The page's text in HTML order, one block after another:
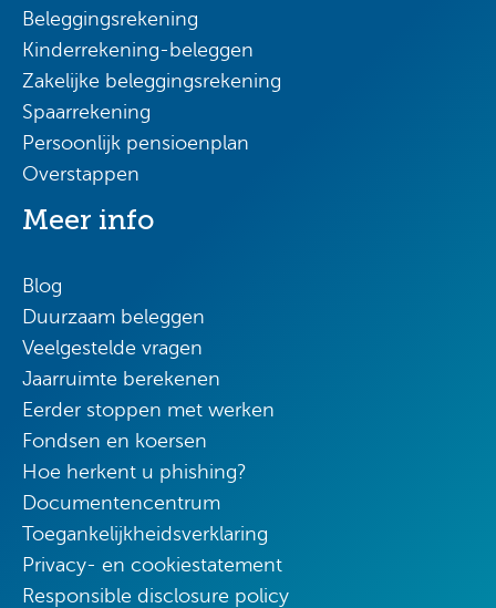
Beleggingsrekening
Kinderrekening-beleggen
Zakelijke beleggingsrekening
Spaarrekening
Persoonlijk pensioenplan
Overstappen
Meer info
Blog
Duurzaam beleggen
Veelgestelde vragen
Jaarruimte berekenen
Eerder stoppen met werken
Fondsen en koersen
Hoe herkent u phishing?
Documentencentrum
Toegankelijkheidsverklaring
Privacy- en cookiestatement
Responsible disclosure policy